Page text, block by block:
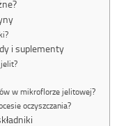
i suplementy
jelit?
w mikroflorze jelitowej?
oczyszczania?